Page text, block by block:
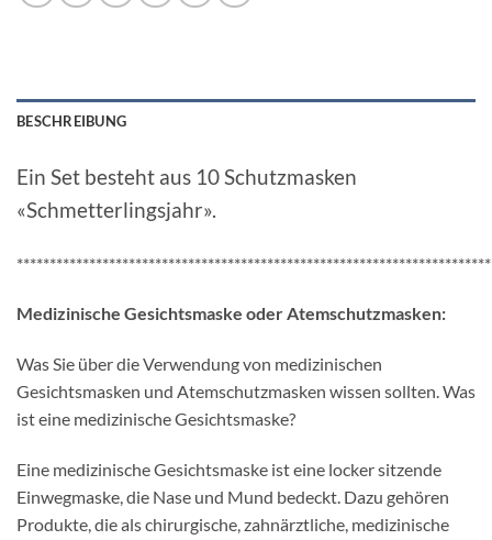
BESCHREIBUNG
Ein Set besteht aus 10 Schutzmasken
«Schmetterlingsjahr».
Medizinische Gesichtsmaske oder Atemschutzmasken:
Was Sie über die Verwendung von medizinischen
Gesichtsmasken und Atemschutzmasken wissen sollten. Was
ist eine medizinische Gesichtsmaske?
Eine medizinische Gesichtsmaske ist eine locker sitzende
Einwegmaske, die Nase und Mund bedeckt. Dazu gehören
Produkte, die als chirurgische, zahnärztliche, medizinische